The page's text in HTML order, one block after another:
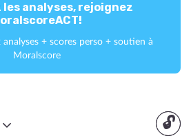
les analyses, rejoignez
+ scores perso + soutien à
Moralscore
🔓